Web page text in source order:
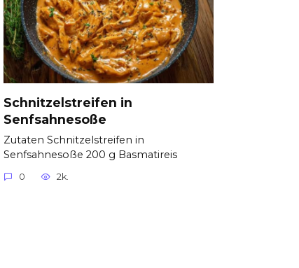
Schnitzelstreifen in
Senfsahnesoße
Zutaten Schnitzelstreifen in
Senfsahnesoße 200 g Basmatireis
0 2k.